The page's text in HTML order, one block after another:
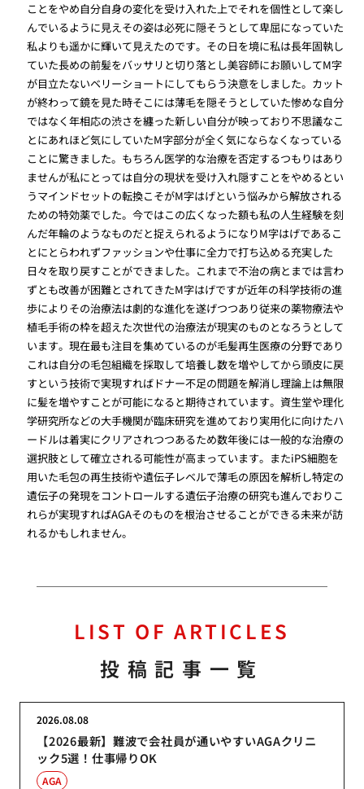
ことをやめ自分自身の変化を受け入れた上でそれを個性として楽し
んでいるように見えその姿は必死に隠そうとして卑屈になっていた
私よりも遥かに輝いて見えたのです。その日を境に私は長年固執し
ていた長めの前髪をバッサリと切り落とし美容師にお願いしてM字
が目立たないベリーショートにしてもらう決意をしました。カット
が終わって鏡を見た時そこには薄毛を隠そうとしていた惨めな自分
ではなく年相応の渋さを纏った新しい自分が映っており不思議なこ
とにあれほど気にしていたM字部分が全く気にならなくなっている
ことに驚きました。もちろん医学的な治療を否定するつもりはあり
ませんが私にとっては自分の現状を受け入れ隠すことをやめるとい
うマインドセットの転換こそがM字はげという悩みから解放される
ための特効薬でした。今ではこの広くなった額も私の人生経験を刻
んだ年輪のようなものだと捉えられるようになりM字はげであるこ
とにとらわれずファッションや仕事に全力で打ち込める充実した
日々を取り戻すことができました。これまで不治の病とまでは言わ
ずとも改善が困難とされてきたM字はげですが近年の科学技術の進
歩によりその治療法は劇的な進化を遂げつつあり従来の薬物療法や
植毛手術の枠を超えた次世代の治療法が現実のものとなろうとして
います。現在最も注目を集めているのが毛髪再生医療の分野であり
これは自分の毛包組織を採取して培養し数を増やしてから頭皮に戻
すという技術で実現すればドナー不足の問題を解消し理論上は無限
に髪を増やすことが可能になると期待されています。資生堂や理化
学研究所などの大手機関が臨床研究を進めており実用化に向けたハ
ードルは着実にクリアされつつあるため数年後には一般的な治療の
選択肢として確立される可能性が高まっています。またiPS細胞を
用いた毛包の再生技術や遺伝子レベルで薄毛の原因を解析し特定の
遺伝子の発現をコントロールする遺伝子治療の研究も進んでおりこ
れらが実現すればAGAそのものを根治させることができる未来が訪
れるかもしれません。
LIST OF ARTICLES
投稿記事一覧
【2026最新】難波で会社員が通いやすいAGAクリニ
ック5選！仕事帰りOK
2026.08.08
AGA